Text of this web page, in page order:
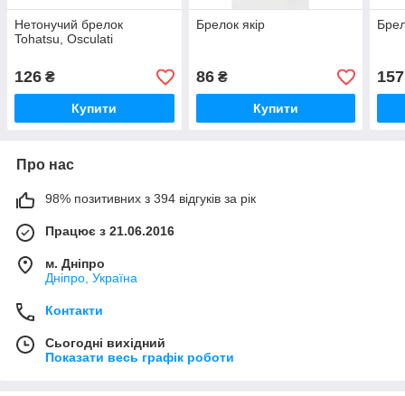
Нетонучий брелок
Tohatsu, Osculati
126 ₴
Купити
Брелок якір
86₴
Купити
157
Про нас
98% позитивних з 394 відгуків за рік
Працює з 21.06.2016
м. Дніпро
Дніпро, Україна
Контакти
Сьогодні вихідний
Показати весь графік роботи